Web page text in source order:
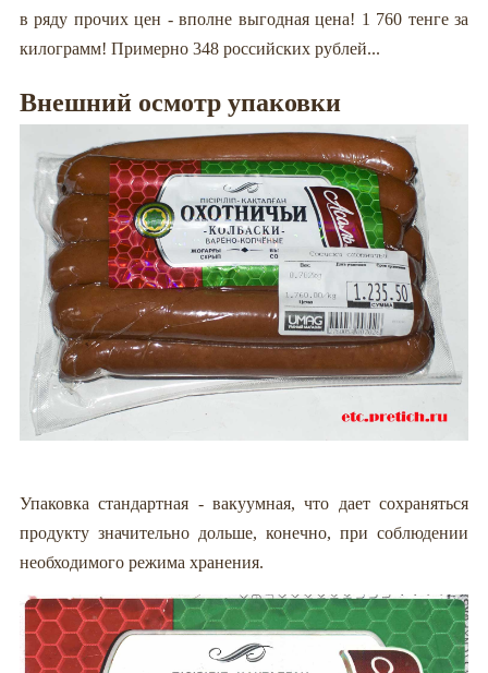
в ряду прочих цен - вполне выгодная цена! 1 760 тенге за
килограмм! Примерно 348 российских рублей...
Внешний осмотр упаковки
Упаковка стандартная - вакуумная, что дает сохраняться
продукту значительно дольше, конечно, при соблюдении
необходимого режима хранения.